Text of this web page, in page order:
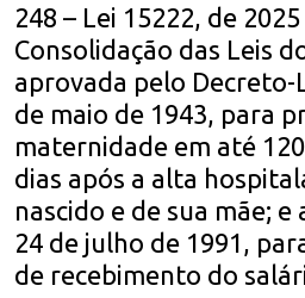
248 – Lei 15222, de
Consolidação das Leis
aprovada pelo Decreto-
de maio de 1943, para
maternidade em até
dias após a alta
nascido e de sua mãe; e
24 de julho de 1991,
de recebimento do